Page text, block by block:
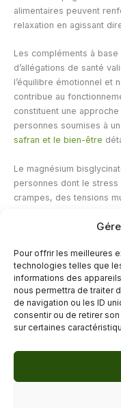
Pour offrir les meilleures
technologies telles que
informations des
nous permettra de traiter
de navigation ou les ID
consentir ou de retirer
sur certaines
alimentaires peuvent
relaxation en agissant
Les compléments à
d’allégations de santé
l’équilibre émotionnel et
contribue au
constituent une
personnes soumises à
safran et le bien-être
Le magnésium
personnes dont le
crampes, des tensions
passiflore conviennent
pas les activités anti-
résultats plus durables.
←Article précédent